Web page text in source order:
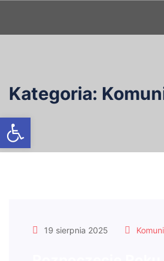
Otwórz pasek
Kategoria:
19 sierpnia 2025